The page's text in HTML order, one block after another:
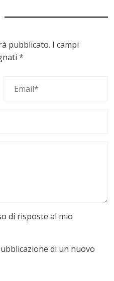
pubblicato. I campi
*
di risposte al mio
di un nuovo